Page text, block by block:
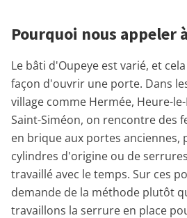
Pourquoi nous appeler
Le bâti d'Oupeye est varié, et
façon d'ouvrir une porte. Dans
village comme Hermée, Heure-
Saint-Siméon, on rencontre des
en brique aux portes anciennes,
cylindres d'origine ou de
travaillé avec le temps. Sur ces
demande de la méthode plutôt
travaillons la serrure en place